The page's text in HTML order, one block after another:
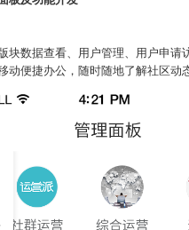
块数据查看、用户管理、用户申
动便捷办公，随时随地了解社区动